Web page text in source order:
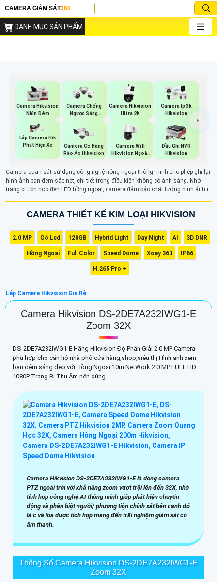
CAMERA GIÁM SÁT360
DANH MỤC SẢN PHẨM
Camera Hikvision
Nhìn Đêm
Camera Chống
Ngược Sáng
Hikvision
Camera Hikvision
Ultra 2K
Camera Ip 3k
Hikvision
Lắp Camera Hik
Phát Hiện Xe
Camera Có Hàng
Rào Ảo Hikvision
Camera Wifi
Hikvision Ngoài
Trời 360
Đầu Ghi NVR
Hikvision
Camera quan sát sử dụng công nghệ hồng ngoại thông minh cho phép ghi lại
hình ảnh ban đêm sắc nét, chi tiết trong điều kiện không có ánh sáng. Nhờ
trang bị tích hợp đèn LED hồng ngoại, camera đảm bảo chất lượng hình ảnh rõ
CAMERA THIẾT KẾ KIM LOẠI HIKVISION
2.0 MP Có Led 128GB Hybrid Light Day Night AI 3D DNR
Hồng Ngoại Full Color Speed Dome Xoay 360 IP66
H.265 Pro +
Lắp Camera Hikvision Giá Rẻ
Camera Hikvision DS-2DE7A232IWG1-E
Zoom 32X
DS-2DE7A232IWG1-E Hãng Hikvision Độ Phân Giải 2.0 MP Camera
phù hợp cho căn hộ nhà phố,cửa hàng,shop,siêu thị Hình ảnh xem
ban đêm sáng đẹp với Hồng Ngoại 10m NetWork 2.0 MP FULL HD
1080P Trang Bị Thu Âm nên dùng
Camera Hikvision DS-2DE7A232IWG1-E là dòng camera
PTZ ngoài trời với khả năng zoom vượt trội lên đến 32X, nhờ
tích hợp công nghệ AI thông minh giúp phát hiện chuyển
động và phân biệt người/ phương tiện chính xát bên cạnh đó
là c và loa dược tích hợp mang đến trãi nghiệm giám sát có
âm thanh.
Thông Số Camera Hikvision DS-2DE7A232IWG1-E
Zoom 32X